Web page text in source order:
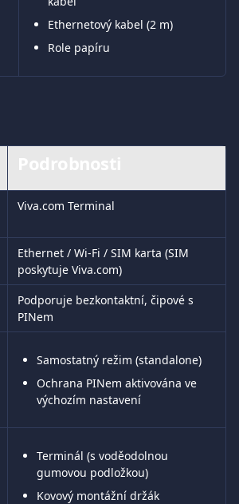
Ethernetový kabel (2 m)
Role papíru
Viva.com Terminal
Ethernet / Wi-Fi / SIM karta (SIM
poskytuje Viva.com)
Podporuje bezkontaktní, čipové s
PINem
Samostatný režim (standalone)
Ochrana PINem aktivována ve
výchozím nastavení
Terminál (s voděodolnou
gumovou podložkou)
Kovový montážní držák